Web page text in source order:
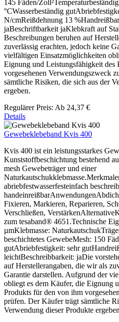
145 Fäden/
°CWasserbeständig
N/cmReißdehnung 13
jaBeschriftbarkeit jaKlebkraft auf
Beschreibungen beruhen auf
zuverlässig erachten, jedoch keine
vielfältigen Einsatzmöglichkeiten
Eignung und Leistungsfähigkeit des
vorgesehenen Verwendungszweck
sämtliche Risiken, die sich aus der
ergeben.
Regulärer Preis: Ab 24,37 €
Details
Gewebeklebeband Kvis 400
Kvis 400 ist ein leistungsstarkes
Kunststoffbeschichtung bestehend
mesh Gewebeträger und einer
abriebfestwasserfesteinfach
Fixieren, Markieren, Reparieren,
Verschließen,
zum tesaband® 4651.Technische
µmKlebmasse:
beschichtetes GewebeMesh: 150
gutAbriebfestigkeit: sehr
leichtBeschreibbarkeit: jaDie
auf Herstellerangaben, die wir als
Garantie darstellen. Aufgrund der
obliegt es dem Käufer, die Eignung
Produkts für den von ihm
prüfen. Der Käufer trägt sämtliche
Verwendung dieser Produkte